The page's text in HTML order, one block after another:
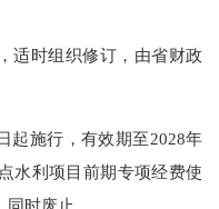
适时组织修订，由省财政
起施行，有效期至2028年
水利项目前期专项经费使
时废止。